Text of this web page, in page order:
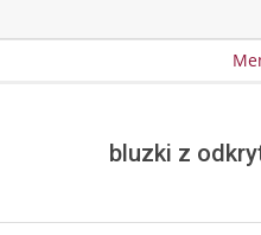
bluzki z